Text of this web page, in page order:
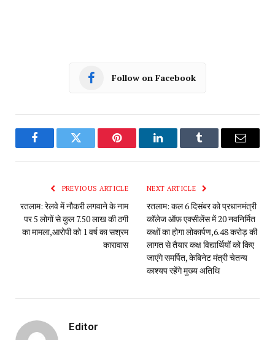
Follow on Facebook
FacebookTwitter Pinterest LinkedInTumblr Email
PREVIOUS ARTICLE
रतलाम: रेलवे में नौकरी लगवाने के नाम
पर 5 लोगों से कुल 7.50 लाख की ठगी
का मामला,आरोपी को 1 वर्ष का सश्रम
कारावास
NEXT ARTICLE
रतलाम: कल 6 दिसंबर को प्रधानमंत्री
कॉलेज ऑफ़ एक्सीलेंस में 20 नवनिर्मित
कक्षों का होगा लोकार्पण,6.48 करोड़ की
लागत से तैयार कक्ष विद्यार्थियों को किए
जाएंगे समर्पित, केबिनेट मंत्री चेतन्य
काश्यप रहेंगे मुख्य अतिथि
Editor